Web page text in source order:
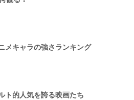
メキャラの強さランキング
ト的人気を誇る映画たち